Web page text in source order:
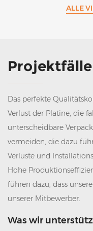
Unternehmen für
ALLE
Projektfälle
Das perfekte
Verlust der Platine, die
unterscheidbare
vermeiden, die dazu
Verluste und
Hohe
führen dazu, dass
unserer Mitbewerber.
Was wir